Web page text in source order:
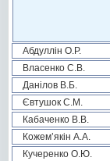
Абдуллін О.Р.
Власенко С.В.
Данілов В.Б.
Євтушок С.М.
Кабаченко В.В.
Кожем’якін А.А.
Кучеренко О.Ю.